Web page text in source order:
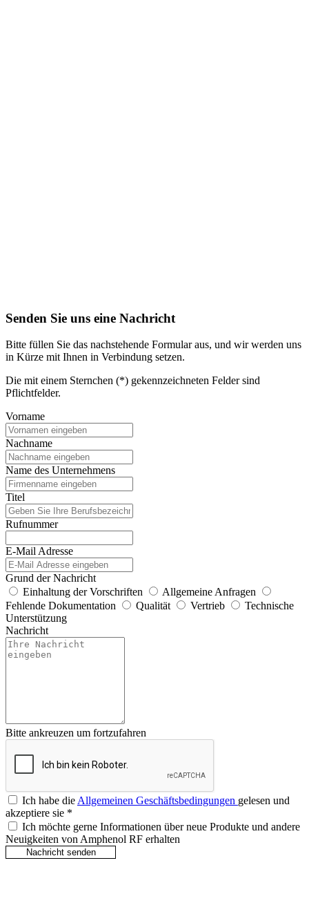
Senden Sie uns eine Nachricht
Bitte füllen Sie das nachstehende Formular aus, und wir werden uns
in Kürze mit Ihnen in Verbindung setzen.
Die mit einem Sternchen (*) gekennzeichneten Felder sind
Pflichtfelder.
Vorname
Nachname
Name des Unternehmens
Titel
Rufnummer
E-Mail Adresse
Grund der Nachricht
Einhaltung der Vorschriften
Allgemeine Anfragen
Fehlende Dokumentation
Qualität Vertrieb
Technische
Unterstützung
Nachricht
Bitte ankreuzen um fortzufahren
Ich habe dieAllgemeinen Geschäftsbedingungen gelesen und
akzeptiere sie *
Ich möchte gerne Informationen über neue Produkte und andere
Neuigkeiten von Amphenol RF erhalten